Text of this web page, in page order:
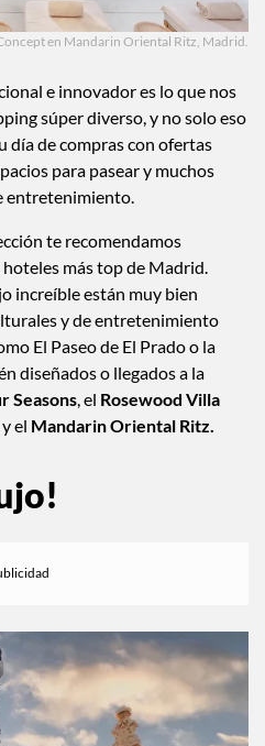
en Mandarin Oriental Ritz, Madrid.
e innovador es lo que nos
súper diverso, y no solo eso
de compras con ofertas
para pasear y muchos
entretenimiento.
te recomendamos
más top de Madrid.
increíble están muy bien
y de entretenimiento
El Paseo de El Prado o la
diseñados o llegados a la
Seasons, el Rosewood Villa
y el Mandarin Oriental Ritz.